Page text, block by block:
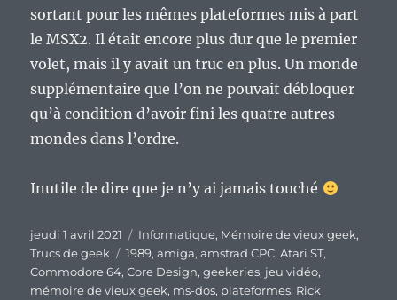
sortant pour les mêmes plateformes mis à part
le MSX2. Il était encore plus dur que le premier
volet, mais il y avait un truc en plus. Un monde
supplémentaire que l’on ne pouvait débloquer
qu’à condition d’avoir fini les quatre autres
mondes dans l’ordre.
Inutile de dire que je n’y ai jamais touché
Publié
le
jeudi 1 avril 2021 Catégories
Informatique, Mémoire de vieux geek,
Trucs de geek
Étiquettes
1989,amiga,amstrad CPC,Atari ST,
Commodore 64,Core Design,geekeries, jeu vidéo,
mémoire de vieux geek, ms-dos, plateformes, Rick